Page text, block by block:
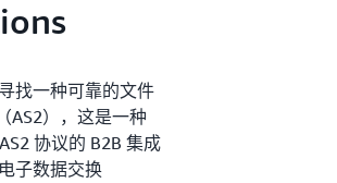
找一种可靠的文件
AS2），这是一种
协议的 B2B 集成
子数据交换